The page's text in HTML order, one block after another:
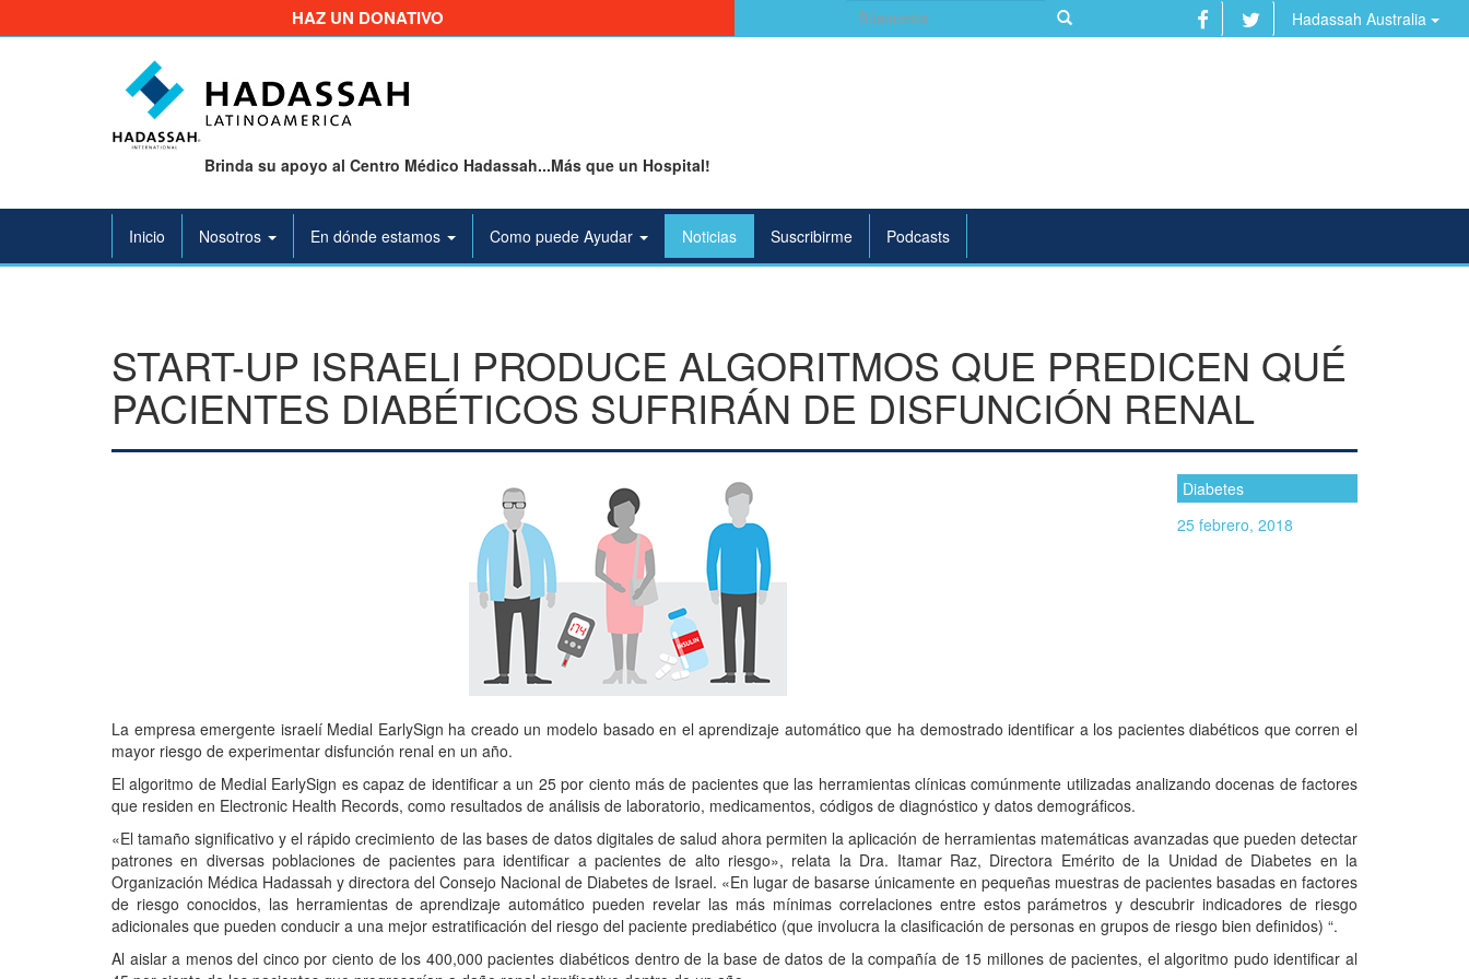
HAZ UN DONATIVO Buscar: Hadassah Australia
Brinda su apoyo al Centro Médico Hadassah...Más que un Hospital!
Inicio Nosotros En dónde estamos Como puede Ayudar Noticias Suscribirme Podcasts
START-UP ISRAELI PRODUCE ALGORITMOS QUE PREDICEN QUÉ
PACIENTES DIABÉTICOS SUFRIRÁN DE DISFUNCIÓN RENAL
Diabetes
25 febrero, 2018
La empresa emergente israelí Medial EarlySign ha creado un modelo basado en el aprendizaje automático que ha demostrado identificar a los pacientes diabéticos que corren el
mayor riesgo de experimentar disfunción renal en un año.
El algoritmo de Medial EarlySign es capaz de identificar a un 25 por ciento más de pacientes que las herramientas clínicas comúnmente utilizadas analizando docenas de factores
que residen en Electronic Health Records, como resultados de análisis de laboratorio, medicamentos, códigos de diagnóstico y datos demográficos.
«El tamaño significativo y el rápido crecimiento de las bases de datos digitales de salud ahora permiten la aplicación de herramientas matemáticas avanzadas que pueden detectar
patrones en diversas poblaciones de pacientes para identificar a pacientes de alto riesgo», relata la Dra. Itamar Raz, Directora Emérito de la Unidad de Diabetes en la
Organización Médica Hadassah y directora del Consejo Nacional de Diabetes de Israel. «En lugar de basarse únicamente en pequeñas muestras de pacientes basadas en factores
de riesgo conocidos, las herramientas de aprendizaje automático pueden revelar las más mínimas correlaciones entre estos parámetros y descubrir indicadores de riesgo
adicionales que pueden conducir a una mejor estratificación del riesgo del paciente prediabético (que involucra la clasificación de personas en grupos de riesgo bien definidos) “.
Al aislar a menos del cinco por ciento de los 400,000 pacientes diabéticos dentro de la base de datos de la compañía de 15 millones de pacientes, el algoritmo pudo identificar al